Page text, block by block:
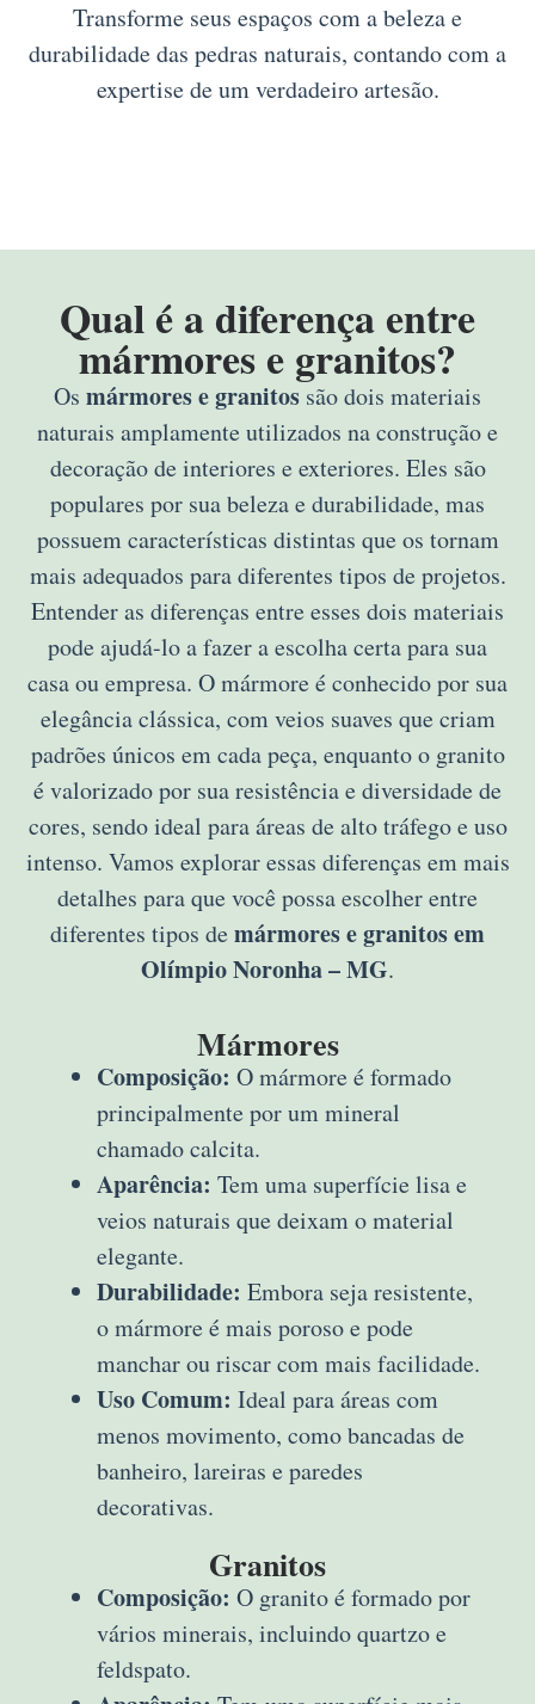
Transforme seus espaços com a beleza e
durabilidade das pedras naturais, contando com a
expertise de um verdadeiro artesão.
Qual é a diferença entre
mármores e granitos?
Os mármores e granitos são dois materiais
naturais amplamente utilizados na construção e
decoração de interiores e exteriores. Eles são
populares por sua beleza e durabilidade, mas
possuem características distintas que os tornam
mais adequados para diferentes tipos de projetos.
Entender as diferenças entre esses dois materiais
pode ajudá-lo a fazer a escolha certa para sua
casa ou empresa. O mármore é conhecido por sua
elegância clássica, com veios suaves que criam
padrões únicos em cada peça, enquanto o granito
é valorizado por sua resistência e diversidade de
cores, sendo ideal para áreas de alto tráfego e uso
intenso. Vamos explorar essas diferenças em mais
detalhes para que você possa escolher entre
diferentes tipos de mármores e granitos em
Olímpio Noronha – MG.
Mármores
Composição: O mármore é formado
principalmente por um mineral
chamado calcita.
Aparência: Tem uma superfície lisa e
veios naturais que deixam o material
elegante.
Durabilidade: Embora seja resistente,
o mármore é mais poroso e pode
manchar ou riscar com mais facilidade.
Uso Comum: Ideal para áreas com
menos movimento, como bancadas de
banheiro, lareiras e paredes
decorativas.
Granitos
Composição: O granito é formado por
vários minerais, incluindo quartzo e
feldspato.